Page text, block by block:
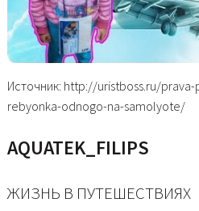
Источник: http://uristboss.ru/
rebyonka-odnogo-na-samolyote/
AQUATEK_FILIPS
ЖИЗНЬ В ПУТЕШЕСТВИЯХ